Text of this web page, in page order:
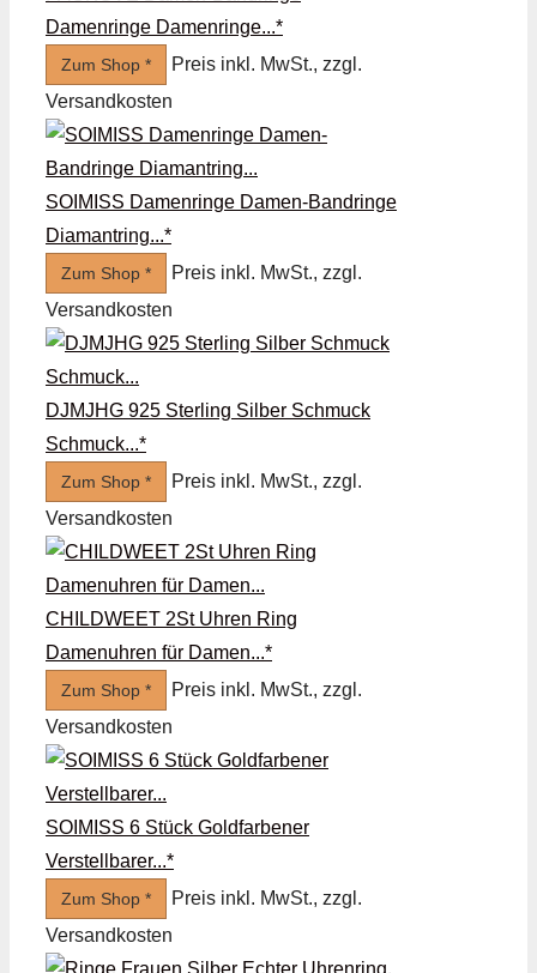
Damenringe Damenringe...*
Zum Shop *
Preis inkl. MwSt., zzgl.
Versandkosten
SOIMISS Damenringe Damen-Bandringe
Diamantring...*
Zum Shop *
Preis inkl. MwSt., zzgl.
Versandkosten
DJMJHG 925 Sterling Silber Schmuck
Schmuck...*
Zum Shop *
Preis inkl. MwSt., zzgl.
Versandkosten
CHILDWEET 2St Uhren Ring
Damenuhren für Damen...*
Zum Shop *
Preis inkl. MwSt., zzgl.
Versandkosten
SOIMISS 6 Stück Goldfarbener
Verstellbarer...*
Zum Shop *
Preis inkl. MwSt., zzgl.
Versandkosten